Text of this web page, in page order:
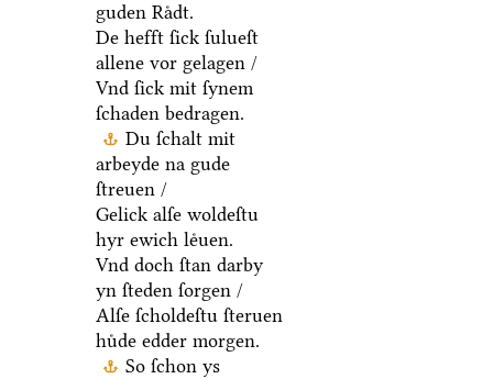
guden Raͤdt.
De hefft ſick ſulueſt
allene vor gelagen /
Vnd ſick mit ſynem
ſchaden bedragen.
Du ſchalt mit
arbeyde na gude
ſtreuen /
Gelick alſe woldeſtu
hyr ewich leͤuen.
Vnd doch ſtan darby
yn ſteden ſorgen /
Alſe ſcholdeſtu ſteruen
huͤde edder morgen.
So ſchon ys